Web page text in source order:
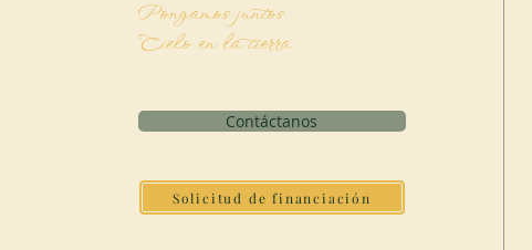
Pongamos juntos
Cielo en la tierra
Contáctanos
Solicitud de financiación